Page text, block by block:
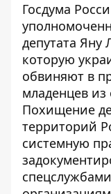
Госдума
депутата Яну
которую
обвиняют в
младенцев из
Похищение
территорий
системную